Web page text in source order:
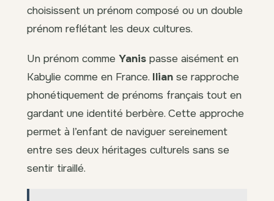
choisissent un prénom composé ou un double
prénom reflétant les deux cultures.
Un prénom comme Yanis passe aisément en
Kabylie comme en France. Ilian se rapproche
phonétiquement de prénoms français tout en
gardant une identité berbère. Cette approche
permet à l’enfant de naviguer sereinement
entre ses deux héritages culturels sans se
sentir tiraillé.